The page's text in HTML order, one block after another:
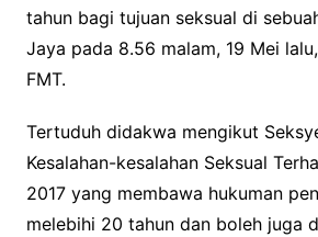
tahun bagi tujuan seksual di
Jaya pada 8.56 malam, 19 Mei
FMT.
Tertuduh didakwa mengikut
Kesalahan-kesalahan Seksual
2017 yang membawa hukuman
melebihi 20 tahun dan boleh juga